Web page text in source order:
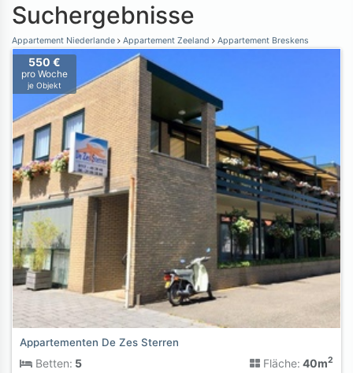
Suchergebnisse
Appartement Niederlande Appartement Zeeland Appartement Breskens
550 €
pro Woche
je Objekt
Appartementen De Zes Sterren
Betten: 5 Fläche: 40m2